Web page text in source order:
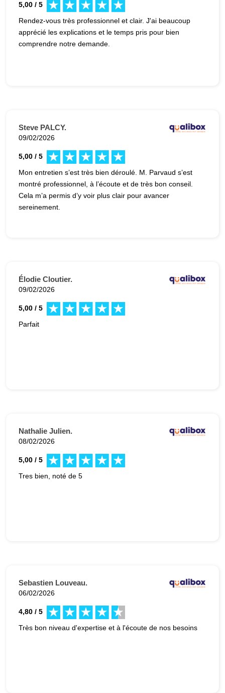
5,00 / 5
Rendez-vous très professionnel et clair. J'ai beaucoup
apprécié les explications et le temps pris pour bien
comprendre notre demande.
Steve PALCY.
09/02/2026
5,00 / 5
Mon entretien s’est très bien déroulé. M. Parvaud s’est
montré professionnel, à l’écoute et de très bon conseil.
Cela m’a permis d’y voir plus clair pour avancer
sereinement.
Élodie Cloutier.
09/02/2026
5,00 / 5
Parfait
Nathalie Julien.
08/02/2026
5,00 / 5
Tres bien, noté de 5
Sebastien Louveau.
06/02/2026
4,80 / 5
Très bon niveau d'expertise et à l'écoute de nos besoins